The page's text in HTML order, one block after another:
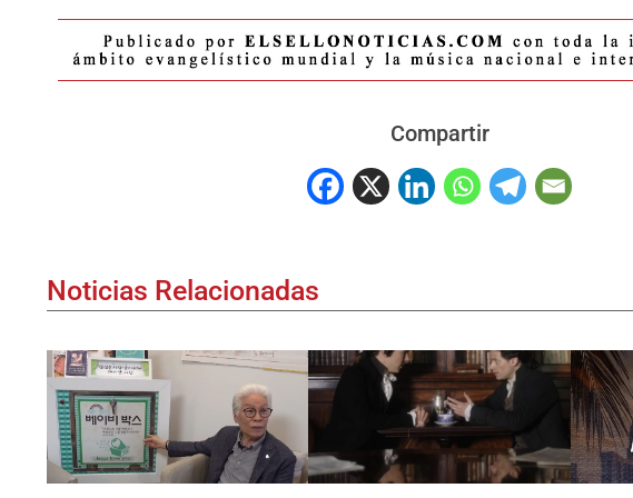
Compartir
Noticias Relacionadas